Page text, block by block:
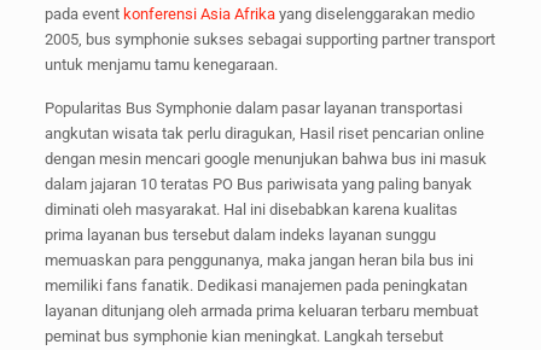
pada event konferensi Asia Afrikayang diselenggarakan medio
2005, bus symphonie sukses sebagai supporting partner transport
untuk menjamu tamu kenegaraan.
Popularitas Bus Symphonie dalam pasar layanan transportasi
angkutan wisata tak perlu diragukan, Hasil riset pencarian online
dengan mesin mencari google menunjukan bahwa bus ini masuk
dalam jajaran 10 teratas PO Bus pariwisata yang paling banyak
diminati oleh masyarakat. Hal ini disebabkan karena kualitas
prima layanan bus tersebut dalam indeks layanan sunggu
memuaskan para penggunanya, maka jangan heran bila bus ini
memiliki fans fanatik. Dedikasi manajemen pada peningkatan
layanan ditunjang oleh armada prima keluaran terbaru membuat
peminat bus symphonie kian meningkat. Langkah tersebut